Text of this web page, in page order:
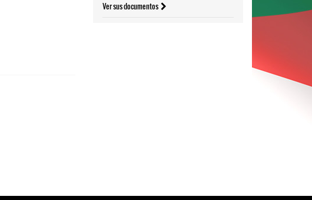
Ver sus documentos